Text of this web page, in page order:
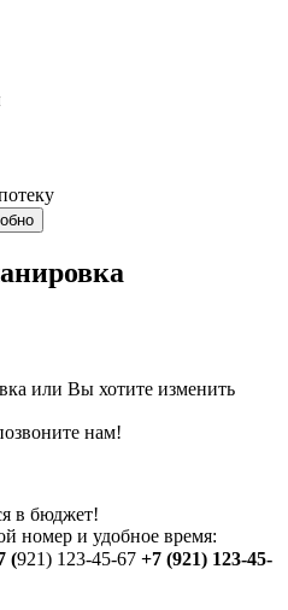
или Вы хотите изменить
нам!
в бюджет!
номер и удобное время:
(921) 123-45-67 +7 (921) 123-45-